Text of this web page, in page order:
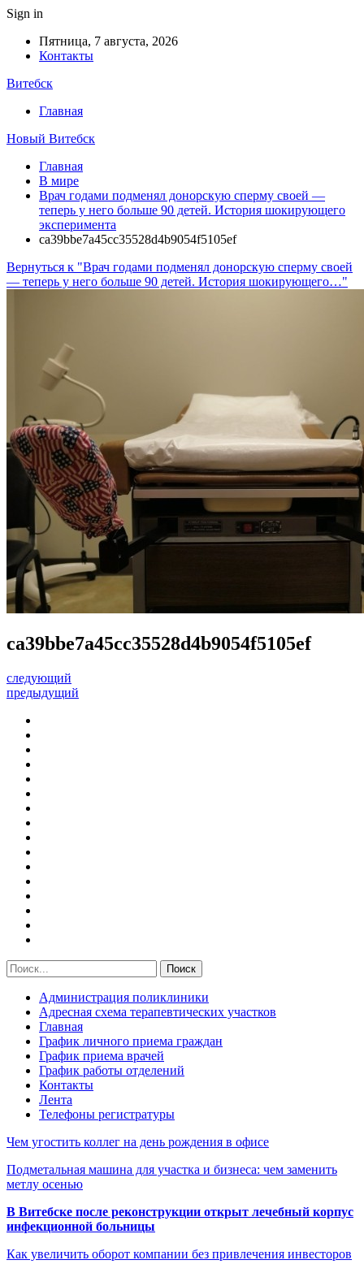
Sign in
Пятница, 7 августа, 2026
Контакты
Витебск
Главная
Новый Витебск
Главная
В мире
Врач годами подменял донорскую сперму своей —
теперь у него больше 90 детей. История шокирующего
эксперимента
ca39bbe7a45cc35528d4b9054f5105ef
Вернуться к "Врач годами подменял донорскую сперму своей
— теперь у него больше 90 детей. История шокирующего…"
ca39bbe7a45cc35528d4b9054f5105ef
следующий
предыдущий
Администрация поликлиники
Адресная схема терапевтических участков
Главная
График личного приема граждан
График приема врачей
График работы отделений
Контакты
Лента
Телефоны регистратуры
Чем угостить коллег на день рождения в офисе
Подметальная машина для участка и бизнеса: чем заменить
метлу осенью
В Витебске после реконструкции открыт лечебный корпус
инфекционной больницы
Как увеличить оборот компании без привлечения инвесторов